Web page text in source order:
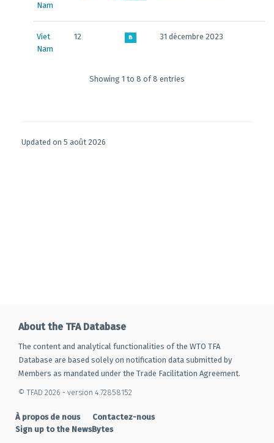
Nam
Viet
Nam
12 B 31 décembre 2023
Showing 1 to 8 of 8 entries
Updated on 5 août 2026
About the TFA Database
The content and analytical functionalities of the WTO TFA
Database are based solely on notification data submitted by
Members as mandated under the Trade Facilitation Agreement.
© TFAD 2026 - version 4.72858152
À propos de nous
Contactez-nous
Sign up to the NewsBytes